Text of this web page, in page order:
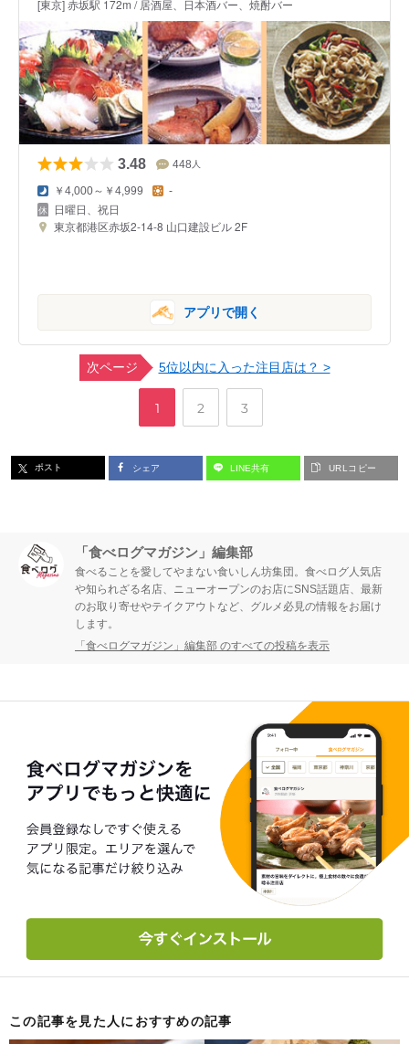
[東京] 赤坂駅 172m / 居酒屋、日本酒バー、焼酎バー
3.48 448 人
￥4,000～￥4,999 -
日曜日、祝日
東京都港区赤坂2-14-8 山口建設ビル 2F
アプリで開く
次ページ 5位以内に入った注目店は？ >
ペ
ジ
1
,
ペ
ジ
2
,
ペ
ジ
3
ポスト シェア LINE共有 URLコピー
「食べログマガジン」編集部
食べることを愛してやまない食いしん坊集団。食べログ人気店
や知られざる名店、ニューオープンのお店にSNS話題店、最新
のお取り寄せやテイクアウトなど、グルメ必見の情報をお届け
します。
「食べログマガジン」編集部 のすべての投稿を表示
この記事を見た人におすすめの記事